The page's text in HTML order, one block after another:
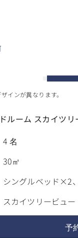
インが異なります。
ルーム スカイツリ
4 名
30
シングルベッド×2
スカイツリービュー
予